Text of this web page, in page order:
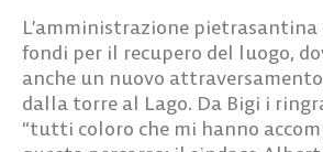
L’amministrazione pietrasantina
fondi per il recupero del luogo,
anche un nuovo
dalla torre al Lago. Da Bigi i
“tutti coloro che mi hanno